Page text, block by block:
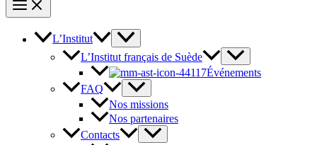
L’Institut
L’Institut français de Suède
Événements
FAQ
Nos missions
Nos partenaires
Contacts